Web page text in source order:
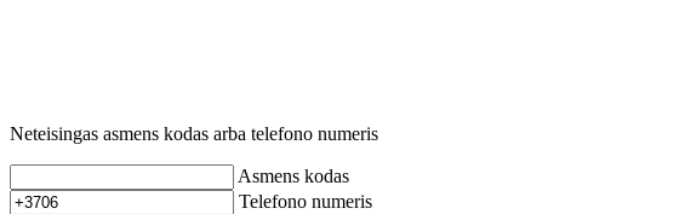
Neteisingas asmens kodas arba telefono numeris
Asmens kodas
Telefono numeris